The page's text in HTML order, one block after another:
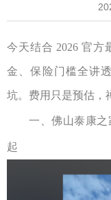
今天结合 2026官方
金、保险门槛全讲
坑。费用只是预估，
一、佛山泰康之
起